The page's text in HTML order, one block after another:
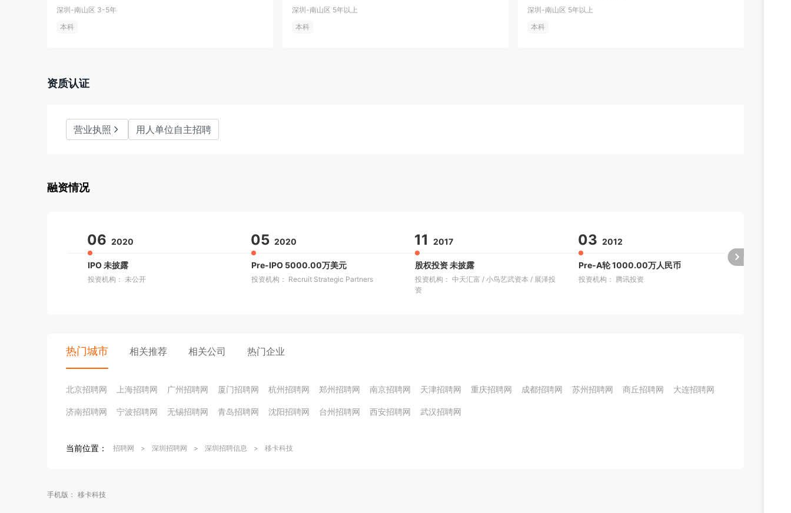
深圳-南山区 3-5年
本科
深圳-南山区 5年以上
本科
深圳-南山区 5年以上
本科
资质认证
营业执照 用人单位自主招聘
融资情况
06 2020
IPO 未披露
投资机构： 未公开
05 2020
Pre-IPO 5000.00万美元
投资机构： Recruit Strategic Partners
11 2017
股权投资 未披露
投资机构： 中天汇富 / 小鸟艺武资本 / 展泽投
资
03 2012
Pre-A轮 1000.00万人民币
投资机构： 腾讯投资
天使轮
热门城市 相关推荐 相关公司 热门企业
北京招聘网 上海招聘网 广州招聘网 厦门招聘网 杭州招聘网 郑州招聘网 南京招聘网 天津招聘网 重庆招聘网 成都招聘网 苏州招聘网 商丘招聘网 大连招聘网
济南招聘网 宁波招聘网 无锡招聘网 青岛招聘网 沈阳招聘网 台州招聘网 西安招聘网 武汉招聘网
当前位置： 招聘网 > 深圳招聘网 > 深圳招聘信息 > 移卡科技
手机版： 移卡科技